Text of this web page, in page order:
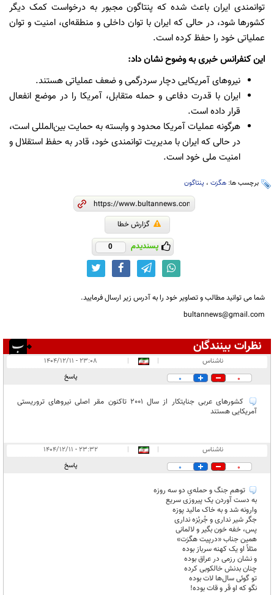
توانمندی ایران باعث شده که پنتاگون مجبور به درخواست کمک دیگر
کشورها شود، در حالی که ایران با توان داخلی و منطقه‌ای، امنیت و توان
عملیاتی خود را حفظ کرده است.
این کنفرانس خبری به وضوح نشان داد:
نیروهای آمریکایی دچار سردرگمی و ضعف عملیاتی هستند.
ایران با قدرت دفاعی و حمله متقابل، آمریکا را در موضع انفعال
قرار داده است.
هرگونه عملیات آمریکا محدود و وابسته به حمایت بین‌المللی است،
در حالی که ایران با مدیریت توانمندی خود، قادر به حفظ استقلال و
امنیت ملی خود است.
برچسب ها: هگزت ، پنتاگون
گزارش خطا
پسندیدم 0
شما می توانید مطالب و تصاویر خود را به آدرس زیر ارسال فرمایید.
bultannews@gmail.com
نظرات بینندگان
در انتظار بررسی:
ناشناس |
|
۲۳:۰۸ - ۱۴۰۴/۱۲/۱۱
0
0 پاسخ
کشورهای عربی جنایتکار از سال 2001 تاکنون مقر اصلی نیروهای تروریستی
آمریکایی هستند
ناشناس |
|
۲۳:۳۲ - ۱۴۰۴/۱۲/۱۱
0
0 پاسخ
توهم جنگ و حمله‌یِ دو سه روزه
به دست آوردن یک پیروزی سریع
وارونه شد و به خاک مالید پوزه
جگر شیر نداری و جُربُزه نداری
پس، خفه خون بگیر و لالمانی
همین جناب «درپیت هگزت»
مثلاً او یک کهنه سرباز بوده
و نشان رزمی در عراق بوده
چنان بدنش خالکوبی کرده
تو گوئی سال‌ها لات بوده
نگو که او قَر و قات بوده!